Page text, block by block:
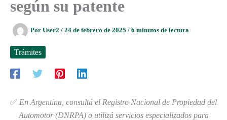
según su patente
Por User2 / 24 de febrero de 2025 / 6 minutos de lectura
Trámites
✅ En Argentina, consultá el Registro Nacional de Propiedad del
Automotor (DNRPA) o utilizá servicios especializados para